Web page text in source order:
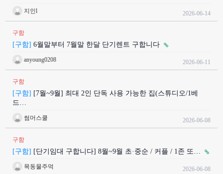
지인l 2026-06-14
구함
[구함] 6월말부터 7월말 한달 단기렌트 구합니다
anyoung0208 2026-06-11
구함
[구함] [7월~9월] 최대 2인 단독 사용 가능한 집(스튜디오/1베
드…
썸머스쿨 2026-06-08
구함
[구함] [단기임대 구합니다] 8월~9월 초·중순 / 커플 / 1존 또…
목동물주먹 2026-06-08